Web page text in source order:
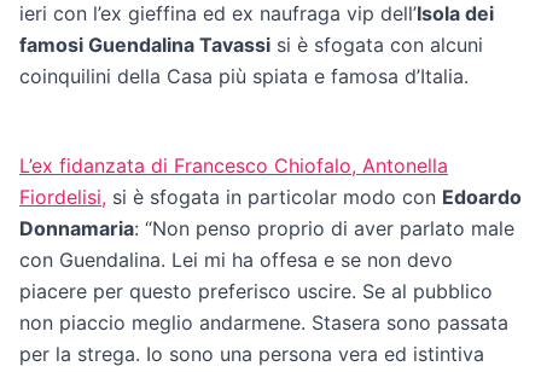
ieri con l’ex gieffina ed ex naufraga vip dell’Isola dei
famosi Guendalina Tavassi si è sfogata con alcuni
coinquilini della Casa più spiata e famosa d’Italia.
L’ex fidanzata di Francesco Chiofalo, Antonella
Fiordelisi, si è sfogata in particolar modo con Edoardo
Donnamaria: “Non penso proprio di aver parlato male
con Guendalina. Lei mi ha offesa e se non devo
piacere per questo preferisco uscire. Se al pubblico
non piaccio meglio andarmene. Stasera sono passata
per la strega. Io sono una persona vera ed istintiva